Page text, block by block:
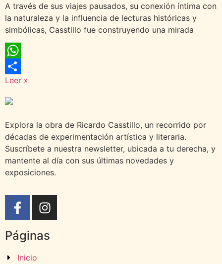
A través de sus viajes pausados, su conexión íntima con
la naturaleza y la influencia de lecturas históricas y
simbólicas, Casstillo fue construyendo una mirada
WhatsApp
Compartir
Leer »
Explora la obra de Ricardo Casstillo, un recorrido por
décadas de experimentación artística y literaria.
Suscríbete a nuestra newsletter, ubicada a tu derecha, y
mantente al día con sus últimas novedades y
exposiciones.
Páginas
Inicio